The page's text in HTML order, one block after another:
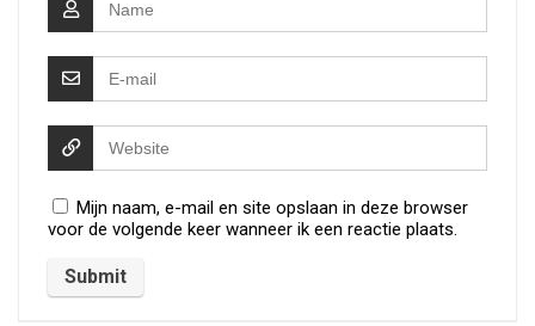
Mijn naam, e-mail en site opslaan in deze browser
voor de volgende keer wanneer ik een reactie plaats.